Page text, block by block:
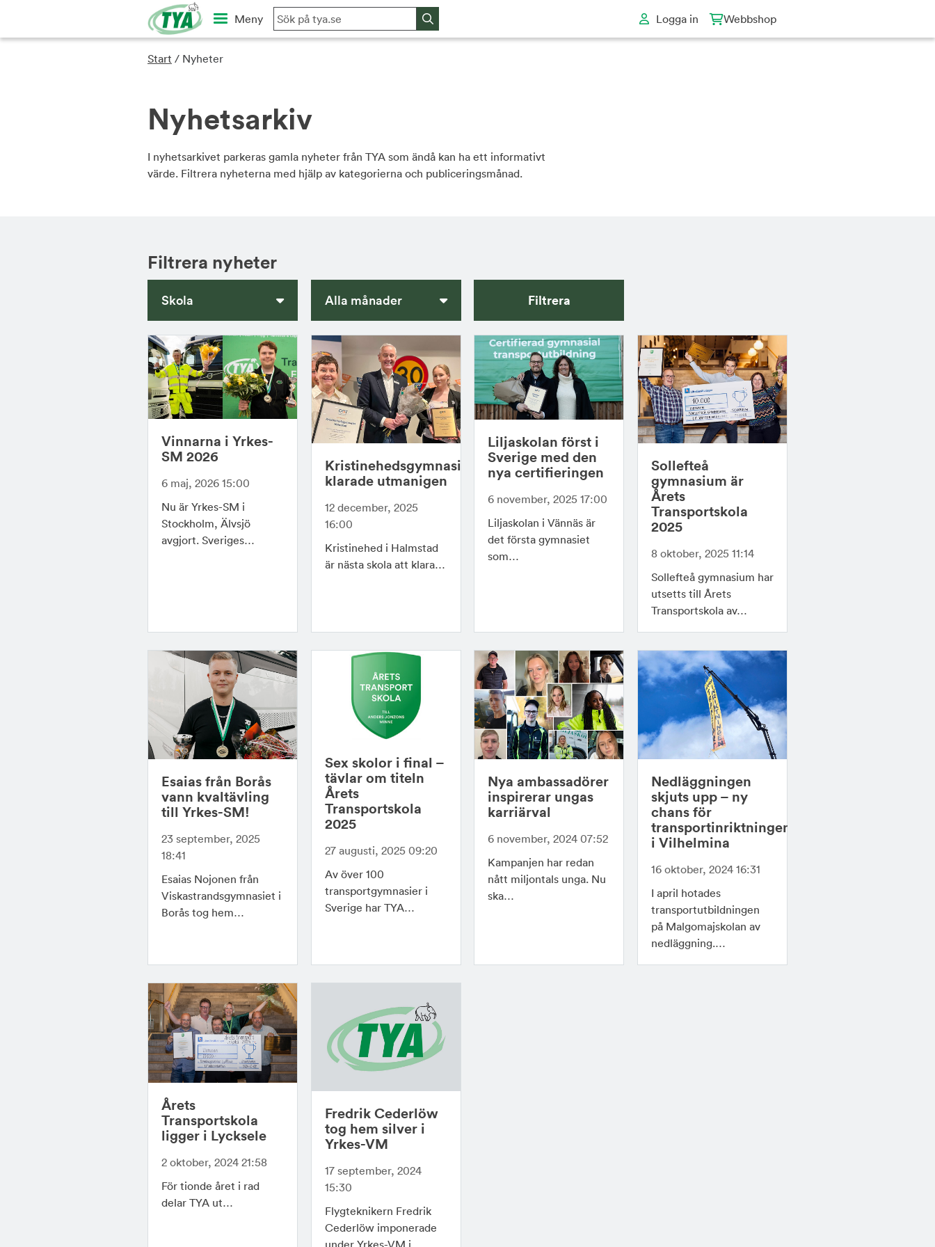
content
Meny Logga in Webbshop
Start / Nyheter
Nyhetsarkiv
I nyhetsarkivet parkeras gamla nyheter från TYA som ändå kan ha ett informativt
värde. Filtrera nyheterna med hjälp av kategorierna och publiceringsmånad.
Filtrera nyheter
Skola Alla månader
Vinnarna i Yrkes-
SM 2026
6 maj, 2026 15:00
Nu är Yrkes-SM i
Stockholm, Älvsjö
avgjort. Sveriges…
Kristinehedsgymnasiet
klarade utmanigen
12 december, 2025
16:00
Kristinehed i Halmstad
är nästa skola att klara…
Liljaskolan först i
Sverige med den
nya certifieringen
6 november, 2025 17:00
Liljaskolan i Vännäs är
det första gymnasiet
som…
Sollefteå
gymnasium är
Årets
Transportskola
2025
8 oktober, 2025 11:14
Sollefteå gymnasium har
utsetts till Årets
Transportskola av…
Esaias från Borås
vann kvaltävling
till Yrkes-SM!
23 september, 2025
18:41
Esaias Nojonen från
Viskastrandsgymnasiet i
Borås tog hem…
Sex skolor i final –
tävlar om titeln
Årets
Transportskola
2025
27 augusti, 2025 09:20
Av över 100
transportgymnasier i
Sverige har TYA…
Nya ambassadörer
inspirerar ungas
karriärval
6 november, 2024 07:52
Kampanjen har redan
nått miljontals unga. Nu
ska…
Nedläggningen
skjuts upp – ny
chans för
transportinriktningen
i Vilhelmina
16 oktober, 2024 16:31
I april hotades
transportutbildningen
på Malgomajskolan av
nedläggning.…
Årets
Transportskola
ligger i Lycksele
2 oktober, 2024 21:58
För tionde året i rad
delar TYA ut…
Fredrik Cederlöw
tog hem silver i
Yrkes-VM
17 september, 2024
15:30
Flygteknikern Fredrik
Cederlöw imponerade
under Yrkes-VM i